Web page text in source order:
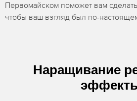
Первомайском поможет вам
чтобы ваш взгляд был по-
Наращивание